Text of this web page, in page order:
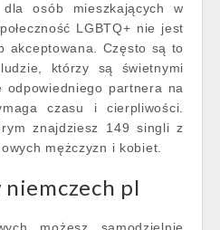
osób mieszkających w
LGBTQ+ nie jest
akceptowana. Często są to
którzy są świetnymi
odpowiedniego partnera na
czasu i cierpliwości.
znajdziesz 149 singli z
mężczyzn i kobiet.
pl